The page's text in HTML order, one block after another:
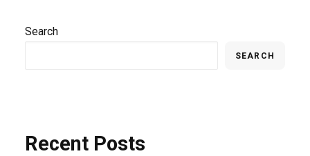
Search
SEARCH
Recent Posts